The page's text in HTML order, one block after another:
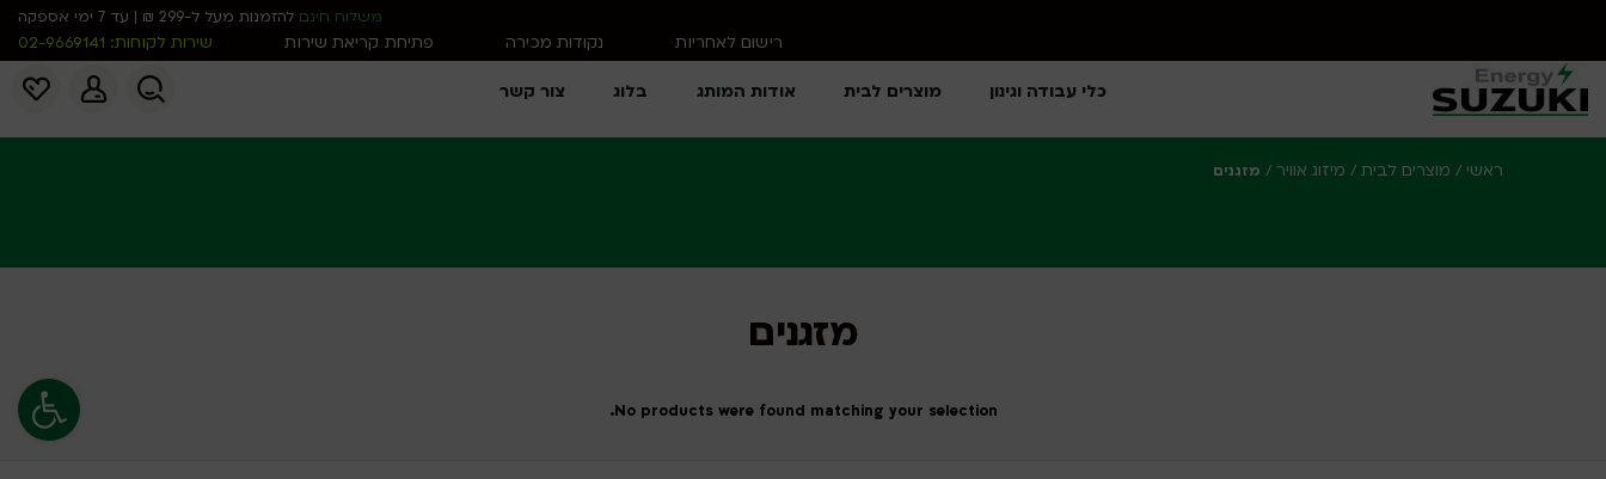
פתח סרגל
כלי עבודה וגינון מוצרים לבית אודות המותג בלוג צור קשר
משלוח חינם להזמנות מעל ל-299 ₪ | עד 7 ימי אספקה
רישום לאחריות נקודות מכירה פתיחת קריאת שירות שירות לקוחות: 02-9669141
ראשי / מוצרים לבית / מיזוג אוויר / מזגנים
מזגנים
No products were found matching your selection.